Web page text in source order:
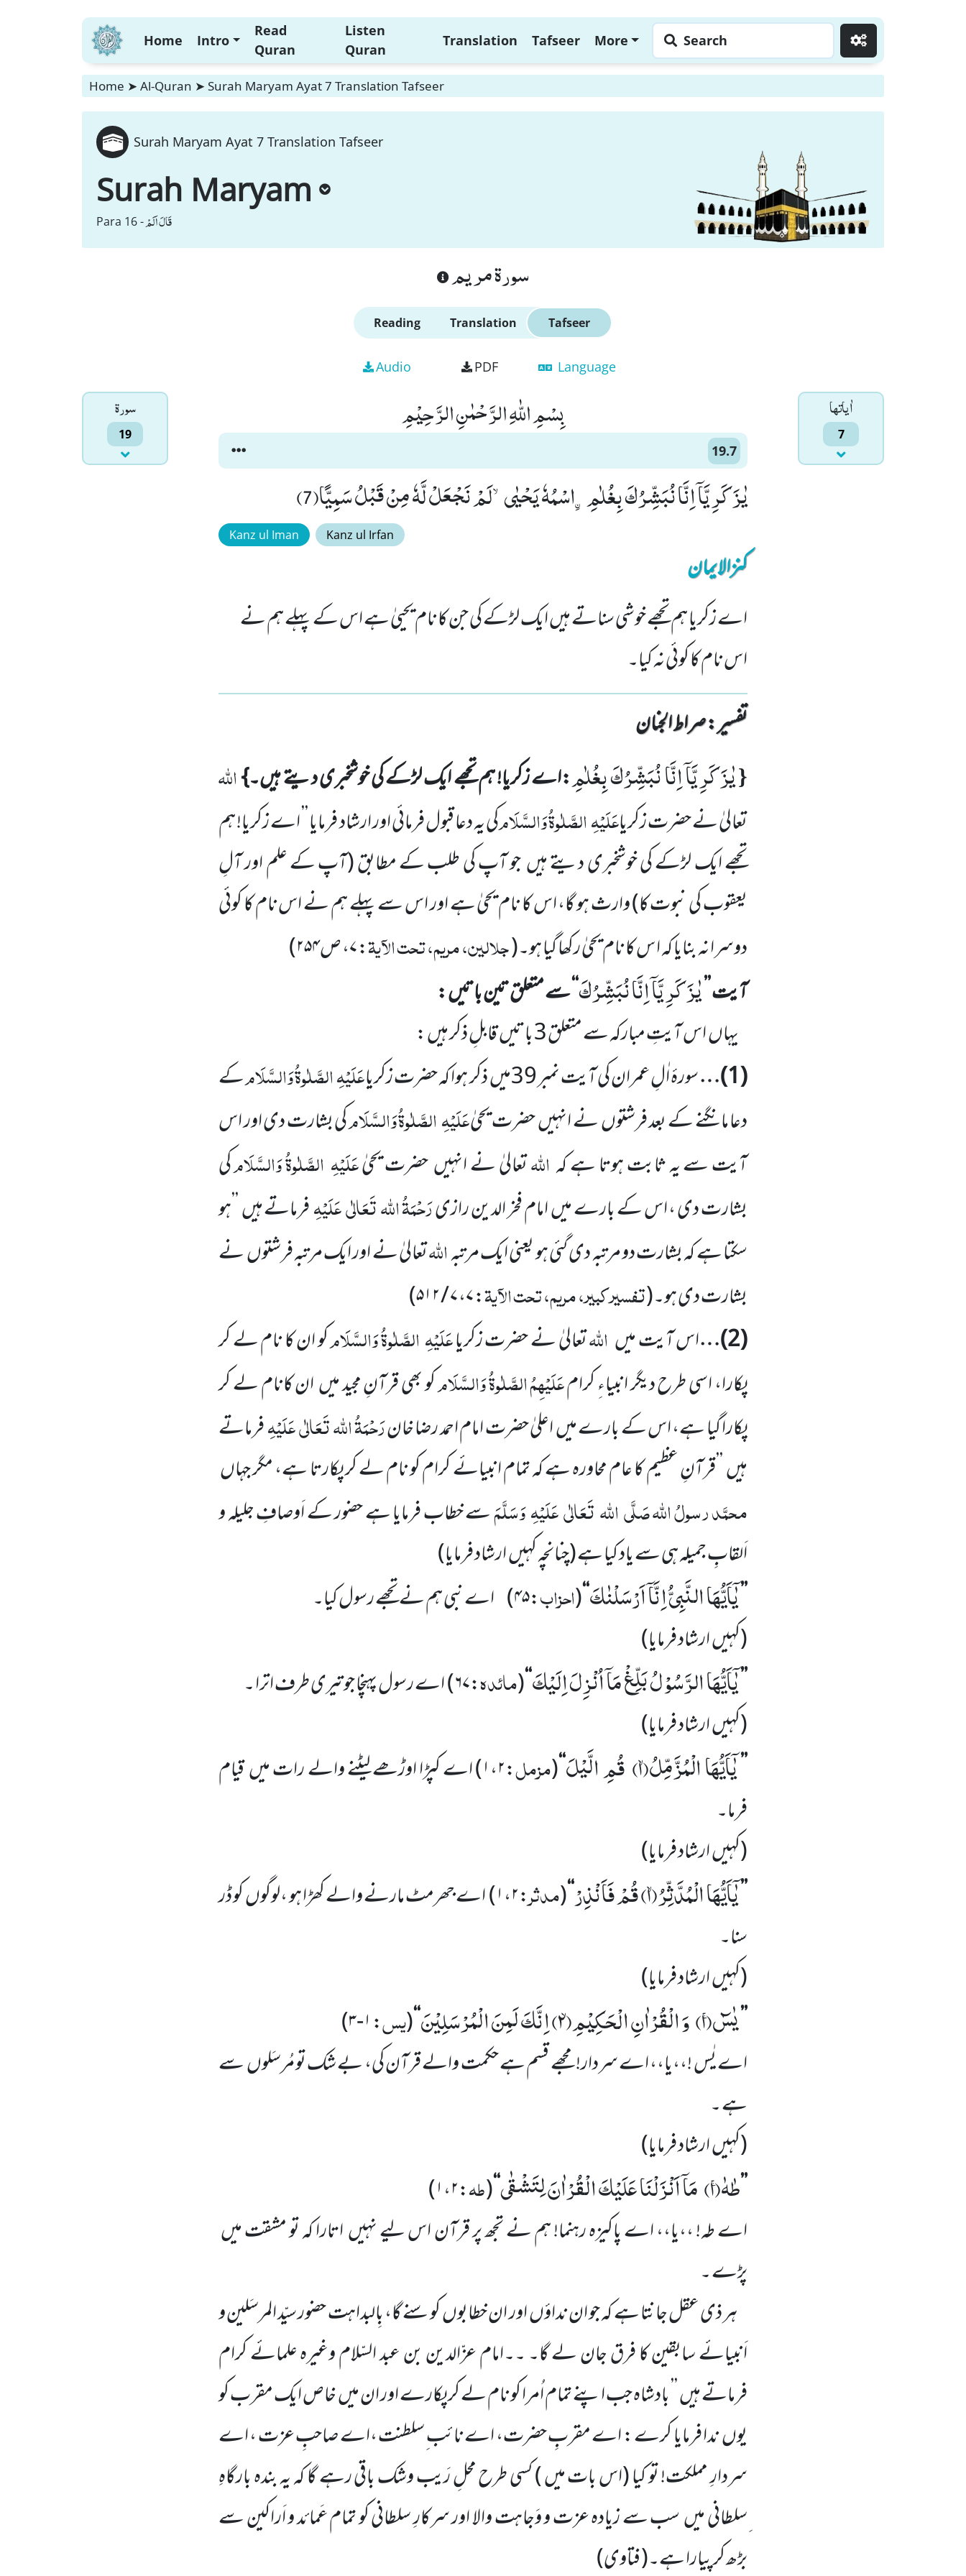
Home Intro
Read
Quran
Listen
Quran
Translation Tafseer More Search
Home ➤ Al-Quran ➤ Surah Maryam Ayat 7 Translation Tafseer
Surah Maryam Ayat 7 Translation Tafseer
Surah Maryam
Para 16 -قَالَ اَلَمْ
سورة مريم
Reading Translation Tafseer
Audio PDF Language
سورۃ
19
اٰياتها
7
بِسْمِ اللّٰهِ الرَّحْمٰنِ الرَّحِیْمِ
19.7
یٰزَكَرِیَّاۤ اِنَّا نُبَشِّرُكَ بِغُلٰمِ-ﹰاسْمُهٗ یَحْیٰىۙ-لَمْ نَجْعَلْ لَّهٗ مِنْ قَبْلُ سَمِیًّا(7)
Kanz ul Iman Kanz ul Irfan
کنزالایمان
اے زکریا ہم تجھے خوشی سناتے ہیں ایک لڑکے کی جن کا نام یحییٰ ہے اس کے پہلے ہم نے
اس نام کا کوئی نہ کیا۔
تفسیر : ‎صراط الجنان
{یٰزَكَرِیَّاۤ اِنَّا نُبَشِّرُكَ بِغُلٰمِ:اے زکریا! ہم تجھے ایک لڑکے کی خوشخبری دیتے ہیں۔}اللہ
تعالیٰ نےحضرت زکریاعَلَیْہِالصَّلٰوۃُوَالسَّلَامکی یہ دعا قبول فرمائی اور ارشاد فرمایا ’’ اے زکریا! ہم
تجھے ایک لڑکے کی خوشخبری دیتے ہیںجو آپ کی طلب کے مطابق(آپ کے علم اور آلِ
یعقوب کی نبوت کا)وارث ہو گا، اس کا نام یحیٰ ہے اور اس سے پہلے ہم نے اس نام کا کوئی
دوسرا نہ بنایا کہ ا س کا نام یحیٰ رکھا گیا ہو۔(جلالین، مریم، تحت الآیۃ:۷، ص۲۵۴)
آیت’’یٰزَكَرِیَّاۤ اِنَّا نُبَشِّرُكَ‘‘سے متعلق تین باتیں :
یہاںاس آیتِ مبارکہ سے متعلق3باتیںقابلِ ذکر ہیں :
(
1
)…سورۂ اٰلِ عمران کی آیت نمبر39میںذکر ہوا کہ حضرت زکریاعَلَیْہِالصَّلٰوۃُ وَالسَّلَامکے
دعا مانگنے کے بعد فرشتوںنےانہیںحضرت یحیٰعَلَیْہِالصَّلٰوۃُ وَالسَّلَامکی بشارت دی اور اس
آیت سے یہ ثابت ہوتا ہے کہاللہتعالیٰ نے انہیںحضرت یحیٰعَلَیْہِ الصَّلٰوۃُ وَالسَّلَامکی
بشارت دی ، اس کے بارے میںامام فخر الدین رازیرَحْمَۃُ اللہتَعَالٰیعَلَیْہِفرماتے ہیں’’ہو
سکتا ہے کہ بشارت دو مرتبہ دی گئی ہو یعنی ایک مرتبہاللہتعالیٰ نے اور ایک مرتبہ فرشتوںنے
بشارت دی ہو۔(تفسیر کبیر، مریم، تحت الآیۃ:۷،۷ / ۵۱۲
)
(
2
)…اس آیت میں اللہتعالیٰ نے حضرت زکریاعَلَیْہِالصَّلٰوۃُ وَالسَّلَامکو ان کا نام لے کر
پکارا، اسی طرح دیگر انبیاءِ کرامعَلَیْہِمُ الصَّلٰوۃُ وَالسَّلَامکو بھی قرآنِ مجید میںان کانام لے کر
پکارا گیا ہے، اس کے بارے میںاعلیٰ حضرت امام احمد رضا خانرَحْمَۃُ اللہتَعَالٰیعَلَیْہِفرماتے
ہیں’’قرآنِ عظیم کا عام محاورہ ہے کہ تمام انبیائے کرام کو نام لے کر پکارتا ہے، مگر جہاں
محمَّدرسولُ اللہصَلَّیاللہتَعَالٰیعَلَیْہِوَسَلَّمَسے خطاب فرمایا ہے حضور کے اَوصافِ جلیلہ و
اَلقابِ جمیلہ ہی سے یاد کیا ہے(چنانچہ کہیںارشاد فرمایا)
’’یٰۤاَیُّهَا النَّبِیُّ اِنَّاۤ اَرْسَلْنٰكَ‘‘
(احزاب:۴۵) اے نبی ہم نے تجھے رسول کیا۔
(کہیںارشاد فرمایا)
’’یٰۤاَیُّهَا الرَّسُوْلُ بَلِّغْ مَاۤ اُنْزِلَ اِلَیْكَ‘‘
(مائدہ:۶۷)اے رسول پہنچا جو تیری طرف اترا ۔
(کہیںارشاد فرمایا)
’’یٰۤاَیُّهَا الْمُزَّمِّلُۙ(۱) قُمِ الَّیْلَ‘‘
(مزمل:۱،۲)اے کپڑا اوڑھے لیٹنے والے رات میںقیام
فرما۔
(کہیںارشاد فرمایا)
’’یٰۤاَیُّهَا الْمُدَّثِّرُۙ(۱) قُمْ فَاَنْذِرْ‘‘
(مدثر:۱،۲)اے جھرمٹ مارنے والے کھڑا ہو ،لوگوںکو ڈر
سنا۔
(کہیںارشاد فرمایا)
’’یٰسٓۚ(۱) وَ الْقُرْاٰنِ الْحَكِیْمِۙ(۲) اِنَّكَ لَمِنَ الْمُرْسَلِیْنَ‘‘
(یس:۱-۳ )
اے یٰس !،،یا،، اے سردار! مجھے قسم ہے حکمت والے قرآن کی، بے شک تو مُرسَلوںسے
ہے ۔
(کہیںارشاد فرمایا)
’’طٰهٰۚ(۱) مَاۤ اَنْزَلْنَا عَلَیْكَ الْقُرْاٰنَ لِتَشْقٰى‘‘
(طہ:۱،۲)
اے طہ! ،،یا،، اے پاکیزہ رہنما! ہم نے تجھ پر قرآن اس لیے نہیںاتارا کہ تو مشقت میں
پڑے ۔
ہر ذی عقل جانتا ہے کہ جو ان نداؤںاور ان خطابوںکو سنے گا، بِالبداہت حضور سیّد المرسَلین و
اَنبیائے سابقین کا فرق جان لے گا۔ ۔۔امام عزّالدین بن عبد السّلام وغیرہ علمائے کرام
فرماتے ہیں’’ بادشاہ جب اپنے تمام اُمرا کو نام لے کر پکارے اور ان میںخاص ایک مقرب کو
یوںندا فرمایا کرے : اے مقربِ حضرت، اے نائب ِسلطنت ،اے صاحبِ عزت ، اے
سردارِ مملکت! تو کیا(اس بات میں )کسی طرح محلِ رَیب وشک باقی رہے گا کہ یہ بندہ بارگاہِ
ِسلطانی میںسب سے زیادہ عزت و وَجاہت والا اور سرکارِ سلطانی کو تمام عَمائد و اَراکین سے
بڑھ کر پیارا ہے۔(فتاوی)